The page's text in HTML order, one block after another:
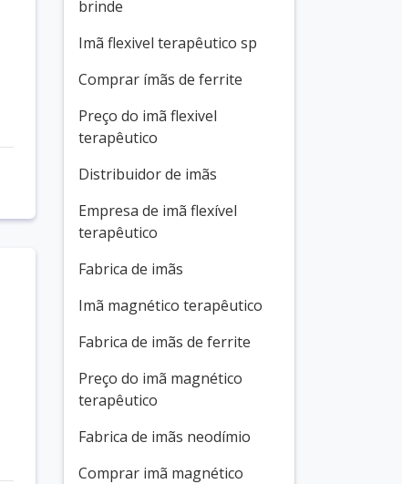
brinde
Imã flexivel terapêutico sp
Comprar ímãs de ferrite
Preço do imã flexivel
terapêutico
Distribuidor de imãs
Empresa de imã flexível
terapêutico
Fabrica de imãs
Imã magnético terapêutico
Fabrica de imãs de ferrite
Preço do imã magnético
terapêutico
Fabrica de imãs neodímio
Comprar imã magnético